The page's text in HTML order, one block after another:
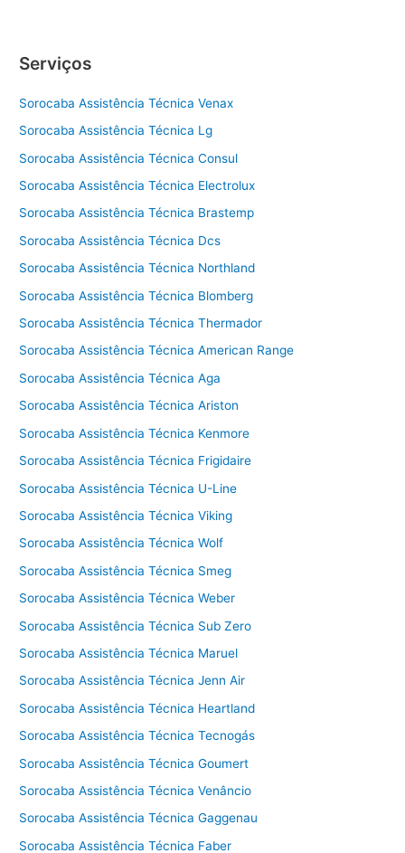
Serviços
Sorocaba Assistência Técnica Venax
Sorocaba Assistência Técnica Lg
Sorocaba Assistência Técnica Consul
Sorocaba Assistência Técnica Electrolux
Sorocaba Assistência Técnica Brastemp
Sorocaba Assistência Técnica Dcs
Sorocaba Assistência Técnica Northland
Sorocaba Assistência Técnica Blomberg
Sorocaba Assistência Técnica Thermador
Sorocaba Assistência Técnica American Range
Sorocaba Assistência Técnica Aga
Sorocaba Assistência Técnica Ariston
Sorocaba Assistência Técnica Kenmore
Sorocaba Assistência Técnica Frigidaire
Sorocaba Assistência Técnica U-Line
Sorocaba Assistência Técnica Viking
Sorocaba Assistência Técnica Wolf
Sorocaba Assistência Técnica Smeg
Sorocaba Assistência Técnica Weber
Sorocaba Assistência Técnica Sub Zero
Sorocaba Assistência Técnica Maruel
Sorocaba Assistência Técnica Jenn Air
Sorocaba Assistência Técnica Heartland
Sorocaba Assistência Técnica Tecnogás
Sorocaba Assistência Técnica Goumert
Sorocaba Assistência Técnica Venâncio
Sorocaba Assistência Técnica Gaggenau
Sorocaba Assistência Técnica Faber